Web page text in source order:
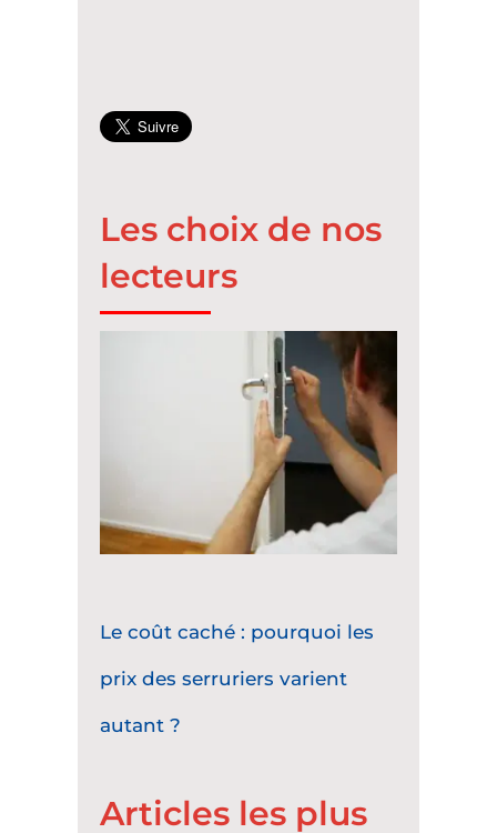
Les choix de nos
lecteurs
Le coût caché : pourquoi les
prix des serruriers varient
autant ?
Articles les plus